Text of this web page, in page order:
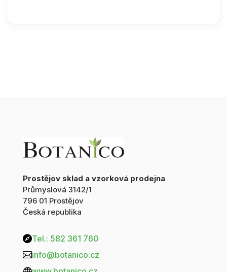
Prostějov sklad a vzorková prodejna
Průmyslová 3142/1
796 01 Prostějov
Česká republika
Tel.: 582 361 760
info@botanico.cz